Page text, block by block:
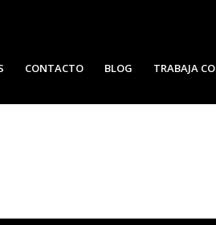
CONTACTO BLOG TRABAJA